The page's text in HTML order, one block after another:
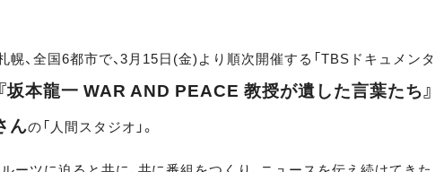
札幌、全国6都市で、3月15日(金)より順次開催する「TBSドキュメンタ
『坂本龍一 WAR AND PEACE 教授が遺した言葉たち』
んの「人間スタジオ」。